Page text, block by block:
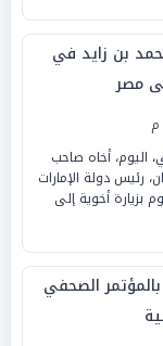
بن زايد في
مصر
اليوم، أخاه صاحب
رئيس دولة الإمارات
بزيارة أخوية إلى
الصحفي